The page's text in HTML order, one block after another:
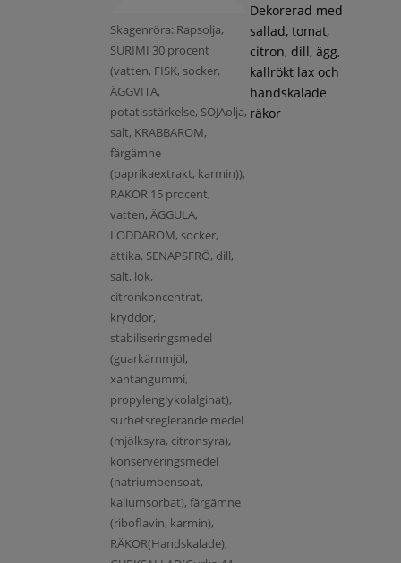
Skagenröra: Rapsolja,
SURIMI 30 procent
(vatten, FISK, socker,
ÄGGVITA,
potatisstärkelse, SOJAolja,
salt, KRABBAROM,
färgämne
(paprikaextrakt, karmin)),
RÄKOR 15 procent,
vatten, ÄGGULA,
LODDAROM, socker,
ättika, SENAPSFRÖ, dill,
salt, lök,
citronkoncentrat,
kryddor,
stabiliseringsmedel
(guarkärnmjöl,
xantangummi,
propylenglykolalginat),
surhetsreglerande medel
(mjölksyra, citronsyra),
konserveringsmedel
(natriumbensoat,
kaliumsorbat), färgämne
(riboflavin, karmin),
RÄKOR(Handskalade),
Dekorerad med
sallad, tomat,
citron, dill, ägg,
kallrökt lax och
handskalade
räkor